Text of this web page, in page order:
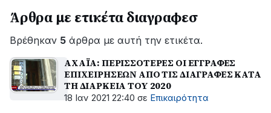
εξέλιξη
οι
εργασίες
ΔΕΔΔΗΕ
για
την
Άρθρα με ετικέτα διαγραφεσ
Βρέθηκαν 5 άρθρα με αυτή την ετικέτα.
ΑΧΑΪΑ: ΠΕΡΙΣΣΟΤΕΡΕΣ ΟΙ ΕΓΓΡΑΦΕΣ
ΕΠΙΧΕΙΡΗΣΕΩΝ ΑΠΟ ΤΙΣ ΔΙΑΓΡΑΦΕΣ ΚΑΤΑ
ΤΗ ΔΙΑΡΚΕΙΑ ΤΟΥ 2020
18 Ιαν 2021 22:40 σε Επικαιρότητα